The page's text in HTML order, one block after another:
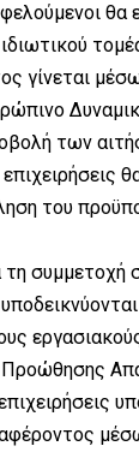
θα
ιδιωτικού
γίνεται
των
του
τη
Προώθησης